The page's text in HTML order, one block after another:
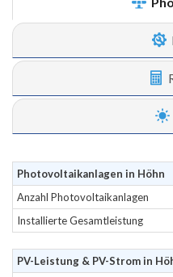
Photovoltaikanlagen in Höhn
Anzahl Photovoltaikanlagen
Installierte Gesamtleistung
PV-Leistung & PV-Strom in